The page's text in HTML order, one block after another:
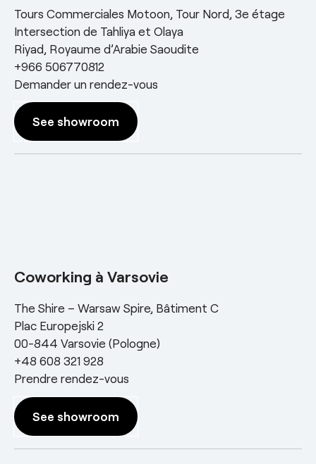
Tours Commerciales Motoon, Tour Nord, 3e étage
Intersection de Tahliya et Olaya
Riyad, Royaume d’Arabie Saoudite
+966 506770812
Demander un rendez-vous
See showroom
Coworking à Varsovie
The Shire – Warsaw Spire, Bâtiment C
Plac Europejski 2
00-844 Varsovie (Pologne)
+48 608 321 928
Prendre rendez-vous
See showroom